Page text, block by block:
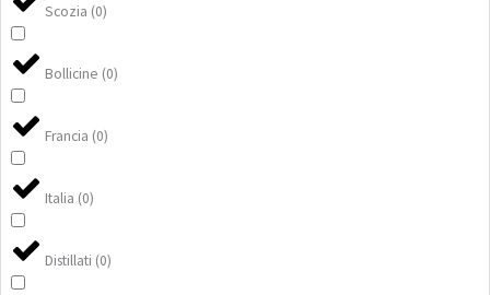
Scozia (0)
Bollicine (0)
Francia (0)
Italia (0)
Distillati (0)